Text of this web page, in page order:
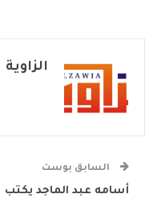
الزاوية
السابق بوست
أسامه عبد الماجد يكتب